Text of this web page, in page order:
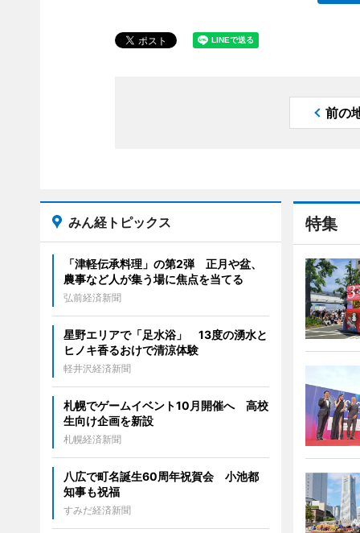
前の
特集
みん経トピックス
「津軽伝承料理」の第2弾 正月や盆、
農事など人が集う場に焦点を当てる
弘前経済新聞
星野エリアで「足水浴」 13度の湧水と
ヒノキ香るおけで清涼体験
軽井沢経済新聞
札幌でゲームイベント10月開催へ 高校
生向け企画を新設
札幌経済新聞
八広で町名誕生60周年祝賀会 小池都
知事も祝福
すみだ経済新聞